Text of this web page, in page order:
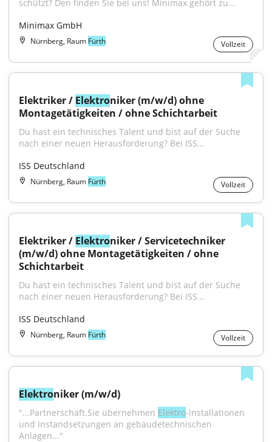
schützt? Den finden Sie bei uns! Minimax gehört zu...
Minimax GmbH
Nürnberg, Raum Fürth Vollzeit
Elektriker / Elektroniker (m/w/d) ohne
Montagetätigkeiten / ohne Schichtarbeit
Du hast ein technisches Talent und bist auf der Suche
nach einer neuen Herausforderung? Bei ISS...
ISS Deutschland
Nürnberg, Raum Fürth Vollzeit
Elektriker / Elektroniker / Servicetechniker
(m/w/d) ohne Montagetätigkeiten / ohne
Schichtarbeit
Du hast ein technisches Talent und bist auf der Suche
nach einer neuen Herausforderung? Bei ISS...
ISS Deutschland
Nürnberg, Raum Fürth Vollzeit
Elektroniker (m/w/d)
"...Partnerschaft.Sie übernehmen Elektro-Installationen
und Instandsetzungen an gebäudetechnischen
Anlagen..."